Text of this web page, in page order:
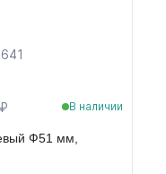
В наличии
Ф51 мм,